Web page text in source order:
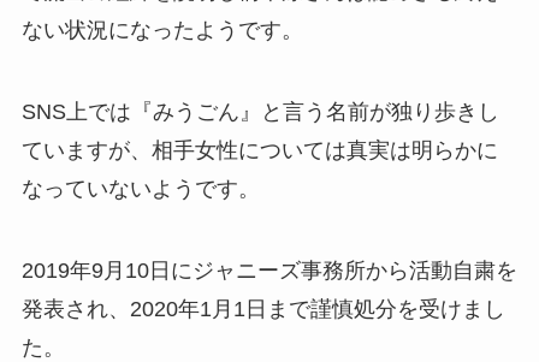
ない状況になったようです。
SNS上では『みうごん』と言う名前が独り歩きし
ていますが、相手女性については真実は明らかに
なっていないようです。
2019年9月10日にジャニーズ事務所から活動自粛を
発表され、2020年1月1日まで謹慎処分を受けまし
た。